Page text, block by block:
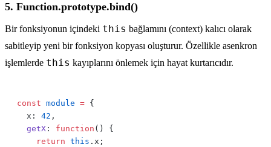
5. Function.prototype.bind()
Bir fonksiyonun içindeki this bağlamını (context) kalıcı olarak
sabitleyip yeni bir fonksiyon kopyası oluşturur. Özellikle asenkron
işlemlerde this kayıplarını önlemek için hayat kurtarıcıdır.
const module =
  x:
42
  getX
: function
    return
this